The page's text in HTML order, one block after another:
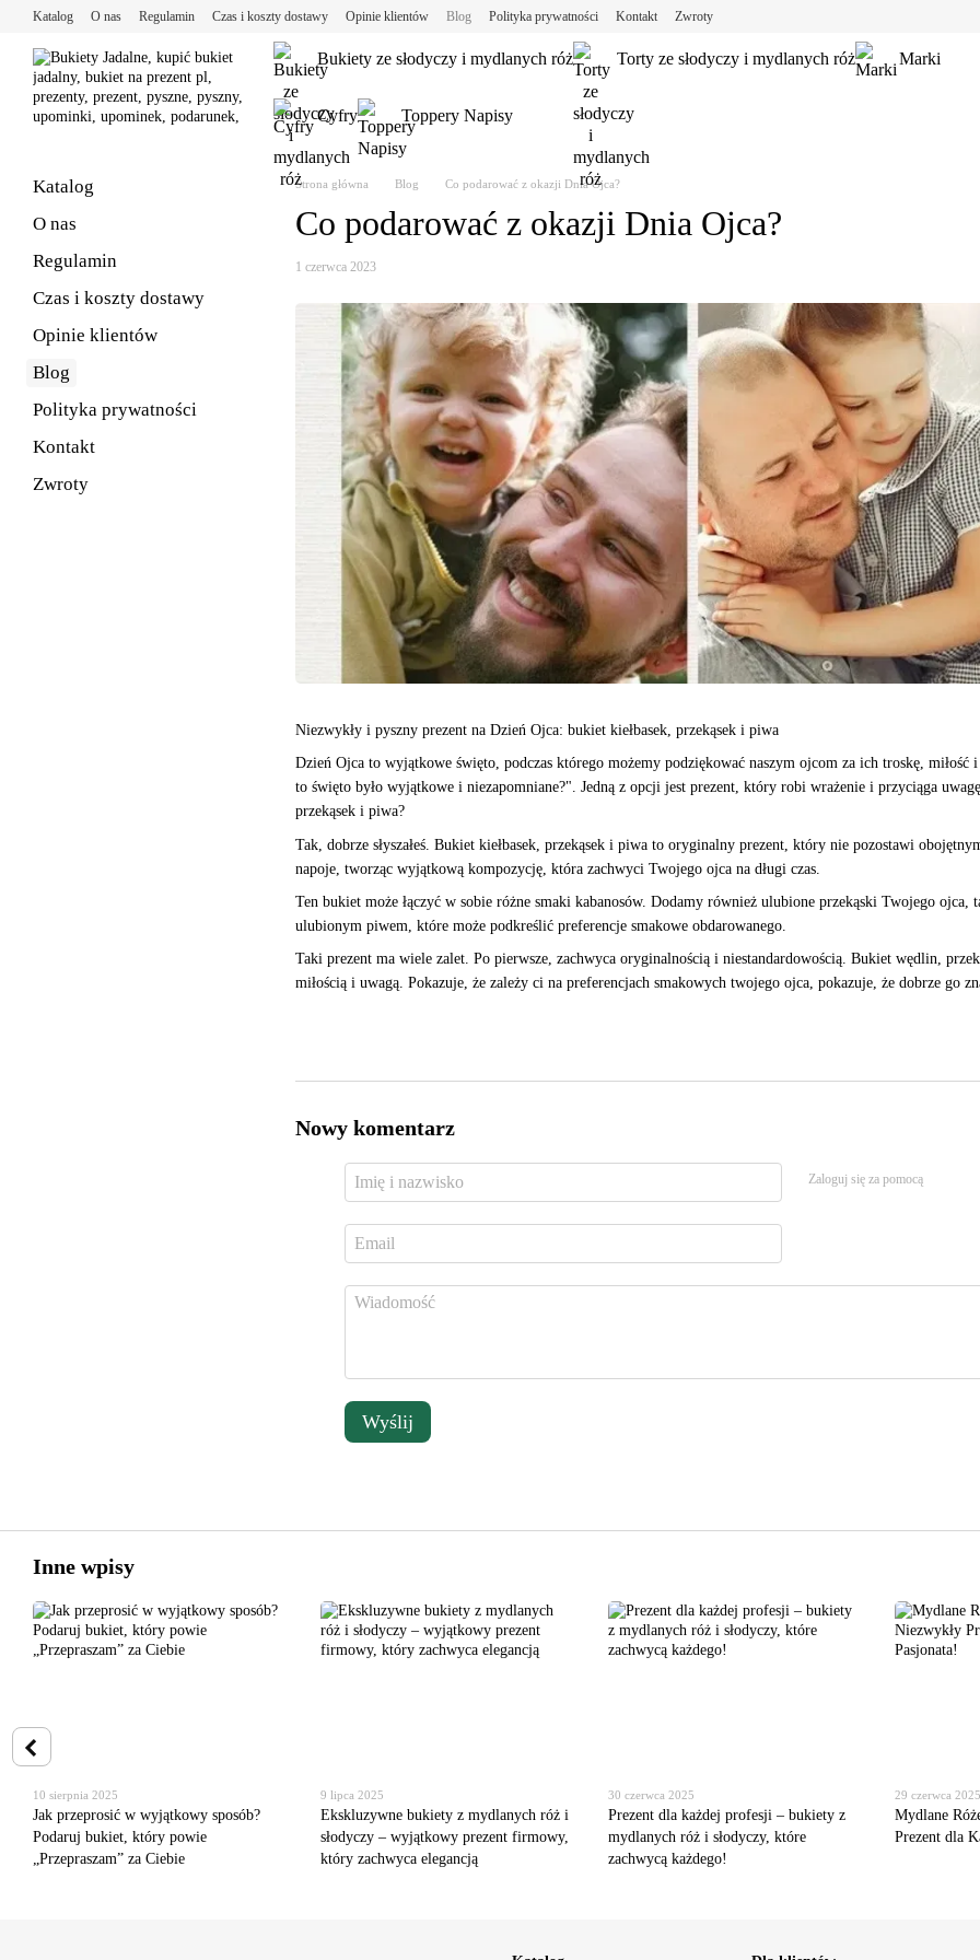
Przejdź do głównej treści
Katalog O nas Regulamin Czas i koszty dostawy Opinie klientów Blog Polityka prywatności Kontakt Zwroty
Bukiety ze słodyczy i mydlanych róż Torty ze słodyczy i mydlanych róż Marki
Cyfry Toppery Napisy
Strona główna Blog Co podarować z okazji Dnia Ojca?
Co podarować z okazji Dnia Ojca?
1 czerwca 2023
Niezwykły i pyszny prezent na Dzień Ojca: bukiet kiełbasek, przekąsek i piwa
Dzień Ojca to wyjątkowe święto, podczas którego możemy podziękować naszym ojcom za ich troskę,
to święto było wyjątkowe i niezapomniane?". Jedną z opcji jest prezent, który robi wrażenie i przyciąga
przekąsek i piwa?
Tak, dobrze słyszałeś. Bukiet kiełbasek, przekąsek i piwa to oryginalny prezent, który nie pozostawi
napoje, tworząc wyjątkową kompozycję, która zachwyci Twojego ojca na długi czas.
Ten bukiet może łączyć w sobie różne smaki kabanosów. Dodamy również ulubione przekąski Twojego
ulubionym piwem, które może podkreślić preferencje smakowe obdarowanego.
Taki prezent ma wiele zalet. Po pierwsze, zachwyca oryginalnością i niestandardowością. Bukiet wędlin,
miłością i uwagą. Pokazuje, że zależy ci na preferencjach smakowych twojego ojca, pokazuje, że dobrze go
Nowy komentarz
Zaloguj się za pomocą
Wyślij
Katalog
O nas
Regulamin
Czas i koszty dostawy
Opinie klientów
Blog
Polityka prywatności
Kontakt
Zwroty
Inne wpisy
10 sierpnia 2025
Jak przeprosić w wyjątkowy sposób?
Podaruj bukiet, który powie
„Przepraszam” za Ciebie
9 lipca 2025
Ekskluzywne bukiety z mydlanych róż i
słodyczy – wyjątkowy prezent firmowy,
który zachwyca elegancją
30 czerwca 2025
Prezent dla każdej profesji – bukiety z
mydlanych róż i słodyczy, które
zachwycą każdego!
29 czerwca 2025
Mydlane
Prezent dla